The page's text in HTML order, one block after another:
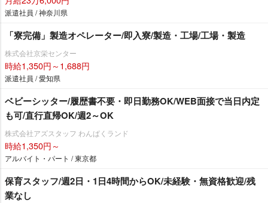
派遣社員 / 神奈川県
「寮完備」製造オペレーター/即入寮/製造・工場/工場・製造
株式会社京栄センター
時給1,350円～1,688円
派遣社員 / 愛知県
ベビーシッター/履歴書不要・即日勤務OK/WEB面接で当日内定
も可/直行直帰OK/週2～OK
株式会社アズスタッフ わんぱくランド
時給1,350円～
アルバイト・パート / 東京都
保育スタッフ/週2日・1日4時間からOK/未経験・無資格歓迎/残
業なし